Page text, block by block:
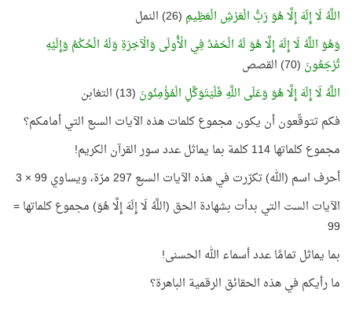
اللَّهُ لَا إِلَهَ إِلَّا هُوَ رَبُّ الْعَرْشِ الْعَظِيمِ (26) النمل
وَهُوَ اللَّهُ لَا إِلَهَ إِلَّا هُوَ لَهُ الْحَمْدُ فِي الْأُولَى وَالْآخِرَةِ وَلَهُ الْحُكْمُ وَإِلَيْهِ
تُرْجَعُونَ (70) القصص
اللَّهُ لَا إِلَهَ إِلَّا هُوَ وَعَلَى اللَّهِ فَلْيَتَوَكَّلِ الْمُؤْمِنُونَ (13) التغابن
فكم تتوقّعون أن يكون مجموع كلمات هذه الآيات السبع التي أمامكم؟
مجموع كلماتها 114 كلمة بما يماثل عدد سور القرآن الكريم!
أحرف اسم (الله) تكرّرت في هذه الآيات السبع 297 مرّة، ويساوي 99 × 3
الآيات الست التي بدأت بشهادة الحق (اللَّهُ لَا إِلَهَ إِلَّا هُوَ) مجموع كلماتها =
99
بما يماثل تمامًا عدد أسماء الله الحسنى!
ما رأيكم في هذه الحقائق الرقمية الباهرة؟